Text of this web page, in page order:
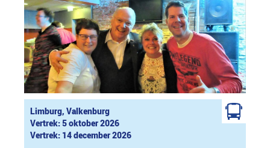
Limburg, Valkenburg
Vertrek: 5 oktober 2026
Vertrek: 14 december 2026